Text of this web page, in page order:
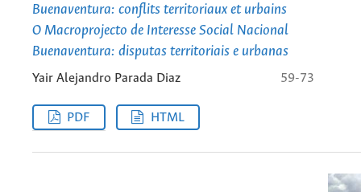
Buenaventura: conflits territoriaux et urbains
O Macroprojecto de Interesse Social Nacional
Buenaventura: disputas territoriais e urbanas
Yair Alejandro Parada Diaz 59-73
PDF HTML